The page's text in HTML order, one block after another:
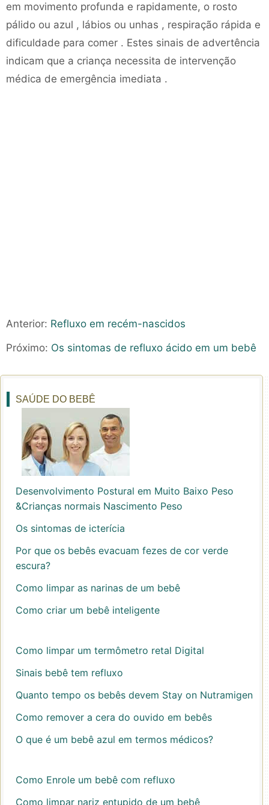
em movimento profunda e rapidamente, o rosto
pálido ou azul , lábios ou unhas , respiração rápida e
dificuldade para comer . Estes sinais de advertência
indicam que a criança necessita de intervenção
médica de emergência imediata .
Anterior: Refluxo em recém-nascidos
Próximo: Os sintomas de refluxo ácido em um bebê
SAÚDE DO BEBÊ
Desenvolvimento Postural em Muito Baixo Peso
&Crianças normais Nascimento Peso
Os sintomas de icterícia
Por que os bebês evacuam fezes de cor verde
escura?
Como limpar as narinas de um bebê
Como criar um bebê inteligente
Como limpar um termômetro retal Digital
Sinais bebê tem refluxo
Quanto tempo os bebês devem Stay on Nutramigen
Como remover a cera do ouvido em bebês
O que é um bebê azul em termos médicos?
Como Enrole um bebê com refluxo
Como limpar nariz entupido de um bebê